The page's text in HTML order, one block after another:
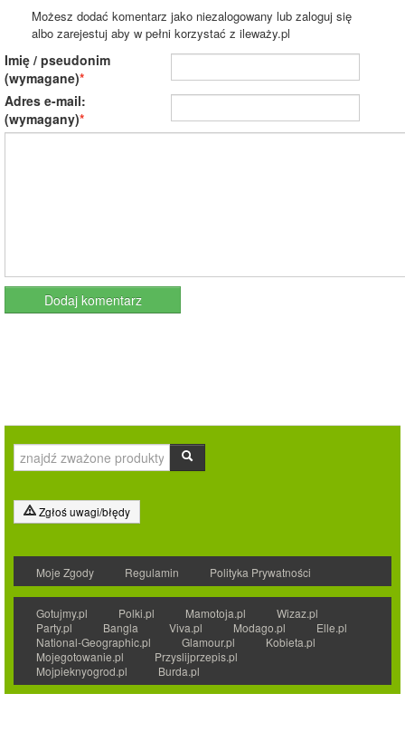
Możesz dodać komentarz jako niezalogowany lub zaloguj się
albo zarejestuj aby w pełni korzystać z ileważy.pl
Imię / pseudonim
(wymagane)
Adres e-mail:
(wymagany)
Zgłoś uwagi/błędy
Moje Zgody Regulamin Polityka Prywatności
Gotujmy.pl Polki.pl Mamotoja.pl
Wizaz.pl
Party.pl
Bangla Viva.pl Modago.pl
Elle.pl
National-Geographic.pl
Glamour.pl
Kobieta.pl
Mojegotowanie.pl
Przyslijprzepis.pl
Mojpieknyogrod.pl
Burda.pl